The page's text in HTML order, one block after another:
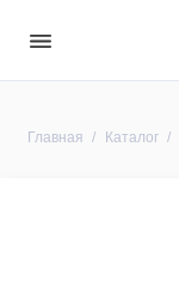
Главная Каталог